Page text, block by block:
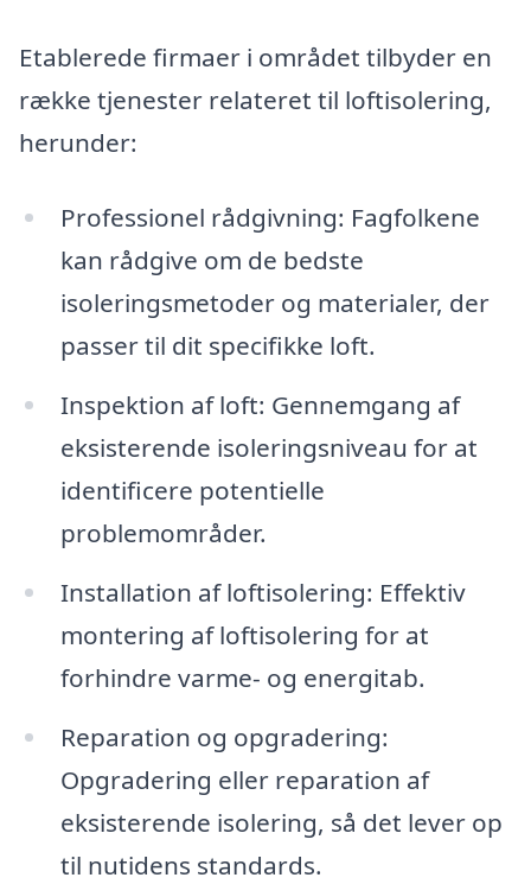
Etablerede firmaer i området tilbyder en
række tjenester relateret til loftisolering,
herunder:
Professionel rådgivning: Fagfolkene
kan rådgive om de bedste
isoleringsmetoder og materialer, der
passer til dit specifikke loft.
Inspektion af loft: Gennemgang af
eksisterende isoleringsniveau for at
identificere potentielle
problemområder.
Installation af loftisolering: Effektiv
montering af loftisolering for at
forhindre varme- og energitab.
Reparation og opgradering:
Opgradering eller reparation af
eksisterende isolering, så det lever op
til nutidens standards.